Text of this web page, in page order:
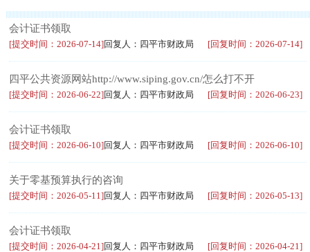
会计证书领取
[提交时间：2026-07-14]回复人：四平市财政局 [回复时间：2026-07-14]
四平公共资源网站http://www.siping.gov.cn/怎么打不开
[提交时间：2026-06-22]回复人：四平市财政局 [回复时间：2026-06-23]
会计证书领取
[提交时间：2026-06-10]回复人：四平市财政局 [回复时间：2026-06-10]
关于零基预算执行的咨询
[提交时间：2026-05-11]回复人：四平市财政局 [回复时间：2026-05-13]
会计证书领取
[提交时间：2026-04-21]回复人：四平市财政局 [回复时间：2026-04-21]